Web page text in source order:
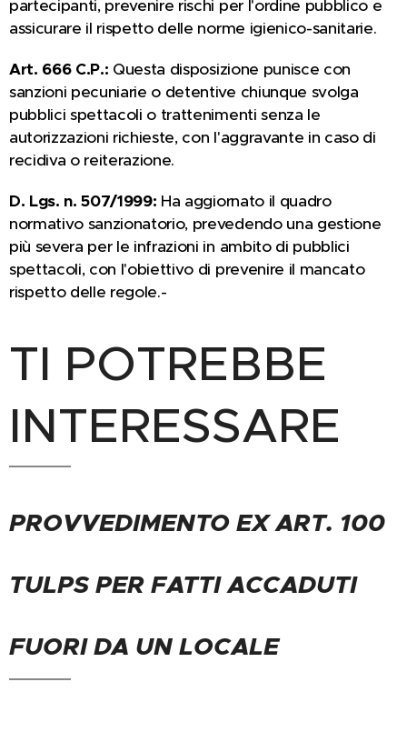
partecipanti, prevenire rischi per l'ordine pubblico e
assicurare il rispetto delle norme igienico-sanitarie.
Art. 666 C.P.: Questa disposizione punisce con
sanzioni pecuniarie o detentive chiunque svolga
pubblici spettacoli o trattenimenti senza le
autorizzazioni richieste, con l'aggravante in caso di
recidiva o reiterazione.
D. Lgs. n. 507/1999: Ha aggiornato il quadro
normativo sanzionatorio, prevedendo una gestione
più severa per le infrazioni in ambito di pubblici
spettacoli, con l'obiettivo di prevenire il mancato
rispetto delle regole.-
TI POTREBBE
INTERESSARE
PROVVEDIMENTO EX ART. 100
TULPS PER FATTI ACCADUTI
FUORI DA UN LOCALE